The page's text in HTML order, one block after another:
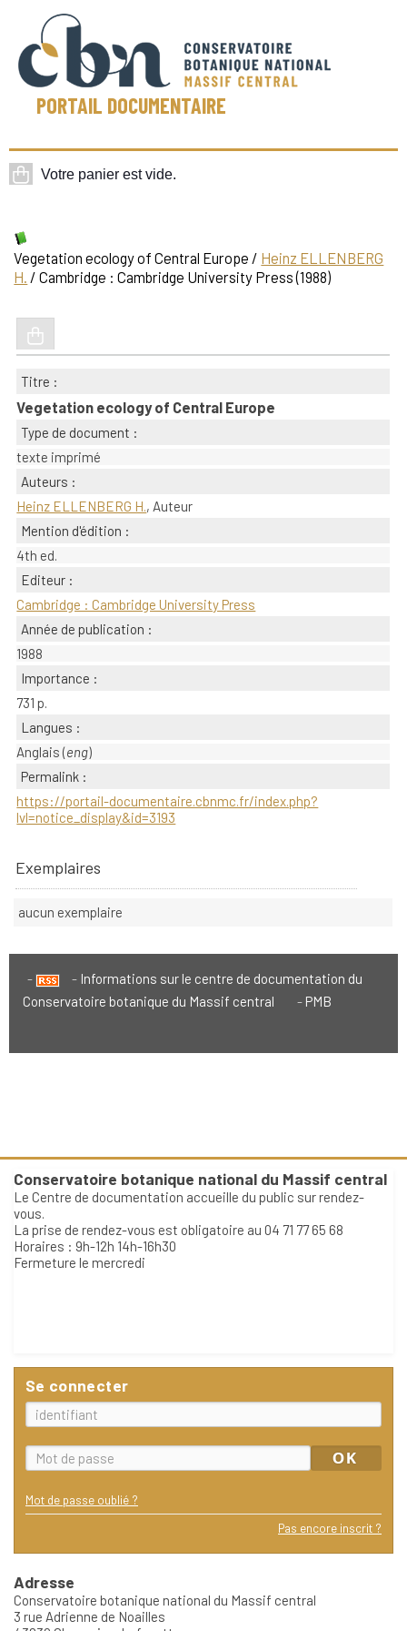
PORTAIL DOCUMENTAIRE
Vegetation ecology of Central Europe / Heinz ELLENBERG
H. / Cambridge : Cambridge University Press (1988)
Titre :
Vegetation ecology of Central Europe
Type de document :
texte imprimé
Auteurs :
Heinz ELLENBERG H., Auteur
Mention d'édition :
4th ed.
Editeur :
Cambridge : Cambridge University Press
Année de publication :
1988
Importance :
731 p.
Langues :
Anglais (eng)
Permalink :
https://portail-documentaire.cbnmc.fr/index.php?
lvl=notice_display&id=3193
Exemplaires
aucun exemplaire
Informations sur le centre de documentation du
Conservatoire botanique du Massif central
PMB
Conservatoire botanique national du Massif central
Le Centre de documentation accueille du public sur rendez-
vous.
La prise de rendez-vous est obligatoire au 04 71 77 65 68
Horaires : 9h-12h 14h-16h30
Fermeture le mercredi
Se connecter
Mot de passe oublié ?
Pas encore inscrit ?
Adresse
Conservatoire botanique national du Massif central
3 rue Adrienne de Noailles